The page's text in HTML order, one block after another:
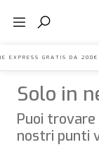
EXPRESS
Solo in
Puoi
nostri punti